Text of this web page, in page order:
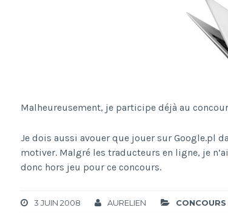
Malheureusement, je participe déjà au
Je dois aussi avouer que jouer sur Google.pl
motiver. Malgré les traducteurs en ligne, je
donc hors jeu pour ce concours.
3 JUIN 2008 AURELIEN CONCOURS